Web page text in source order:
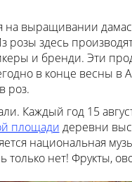
на выращивании
розы здесь
и бренди. Эти
в конце весны в
роз.
Каждый год 15
площади деревни
национальная
только нет! Фрукты,